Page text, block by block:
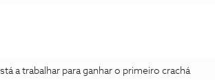
a trabalhar para ganhar o primeiro crachá